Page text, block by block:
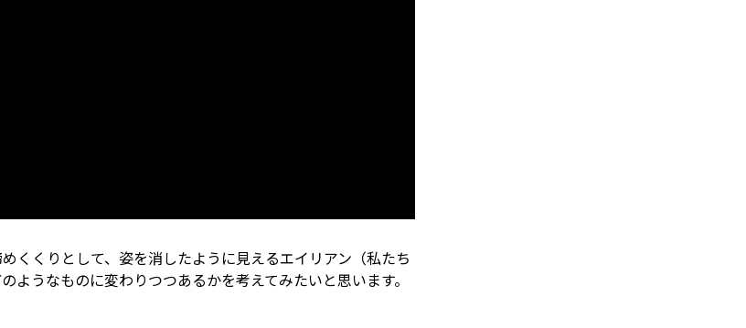
くくりとして、姿を消したように見えるエイリアン（私たち
うなものに変わりつつあるかを考えてみたいと思います。